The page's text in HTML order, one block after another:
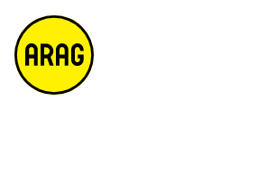
m
a
p